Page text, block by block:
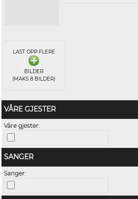
LAST OPP FLERE
BILDER
(MAKS 8 BILDER)
VÅRE GJESTER
Våre gjester:
SANGER
Sanger: